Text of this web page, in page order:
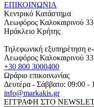
ΕΠΙΚΟΙΝΩΝΙΑ
Κεντρικό Κατάστημα
Λεωφόρος Καλοκαιρινού
Ηράκλειο Κρήτης
Τηλεφωνική εξυπηρέτηση
Λεωφόρος Καλοκαιρινού 33
+30 800 3000400
Ωράριο επικοινωνίας
Δευτέρα - Σάββατο: 09:00 -
info@markakis.gr
ΕΓΓΡΑΦΗ ΣΤΟ